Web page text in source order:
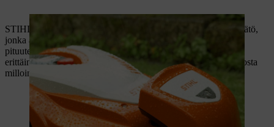
STIHL iMOW® -malleissa on keskitetty leikkuukorkeuden säätö,
jonka avulla voit säätää ruohonleikkurin nopeasti haluttuun
pituuteen 20–60 millimetrin välillä (8 asetusta). Säätö on myös
erittäin tarkkaa, sillä voit lukea leikkuripalkin asetuksen asteikosta
milloin tahansa.